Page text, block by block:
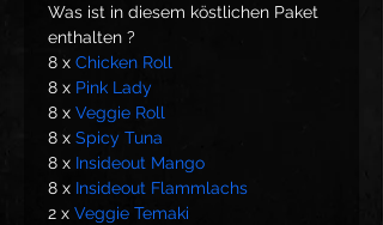
Was ist in diesem köstlichen Paket
enthalten ?
8 x Chicken Roll
8 x Pink Lady
8 x Veggie Roll
8 x Spicy Tuna
8 x Insideout Mango
8 x Insideout Flammlachs
2 x Veggie Temaki